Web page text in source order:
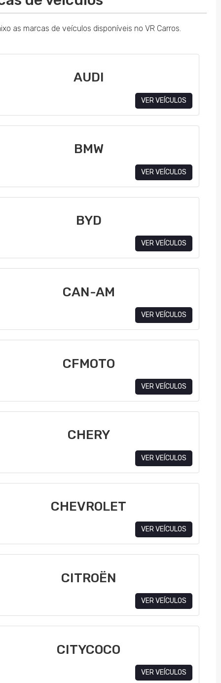
as marcas de veículos disponíveis no VR Carros.
AUDI
VER VEÍCULOS
BMW
VER VEÍCULOS
BYD
VER VEÍCULOS
CAN-AM
VER VEÍCULOS
CFMOTO
VER VEÍCULOS
CHERY
VER VEÍCULOS
CHEVROLET
VER VEÍCULOS
CITROËN
VER VEÍCULOS
CITYCOCO
VER VEÍCULOS